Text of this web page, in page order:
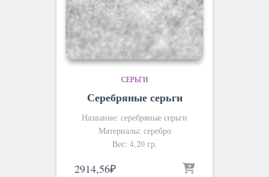
СЕРЬГИ
Серебряные серьги
Название: серебряные серьги
Материалы: серебро
Вес: 4,20 гр.
2914,56₽